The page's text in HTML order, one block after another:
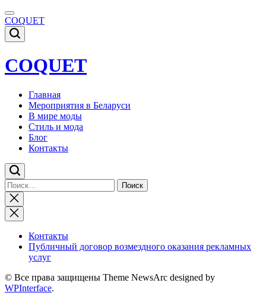
Skip
to
content
COQUET
COQUET
Главная
Мероприятия в Беларуси
В мире моды
Стиль и мода
Блог
Контакты
Найти:
Close
search
Контакты
Публичный договор возмездного оказания рекламных
услуг
© Все права защищены Theme NewsArc designed by
WPInterface.